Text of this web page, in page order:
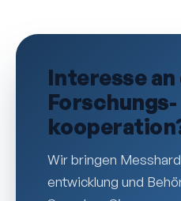
Interesse
Forschungs­
Wir bringen
entwicklung und